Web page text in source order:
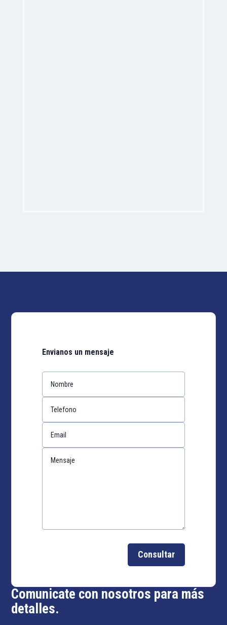
Envianos un mensaje
Consultar
Comunicate con nosotros para más
detalles.